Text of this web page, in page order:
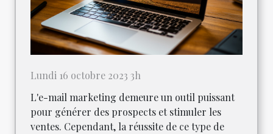
Lundi 16 octobre 2023 3h
L'e-mail marketing demeure un outil puissant
pour générer des prospects et stimuler les
ventes. Cependant, la réussite de ce type de